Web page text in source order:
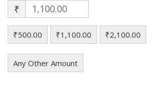
₹
₹500.00 ₹1,100.00 ₹2,100.00
Any Other Amount